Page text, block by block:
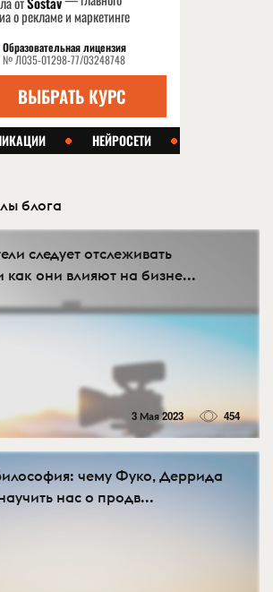
блога
следует отслеживать
как они влияют на бизне...
3 Мая 2023 454
чему Фуко, Деррида
нас о продв...